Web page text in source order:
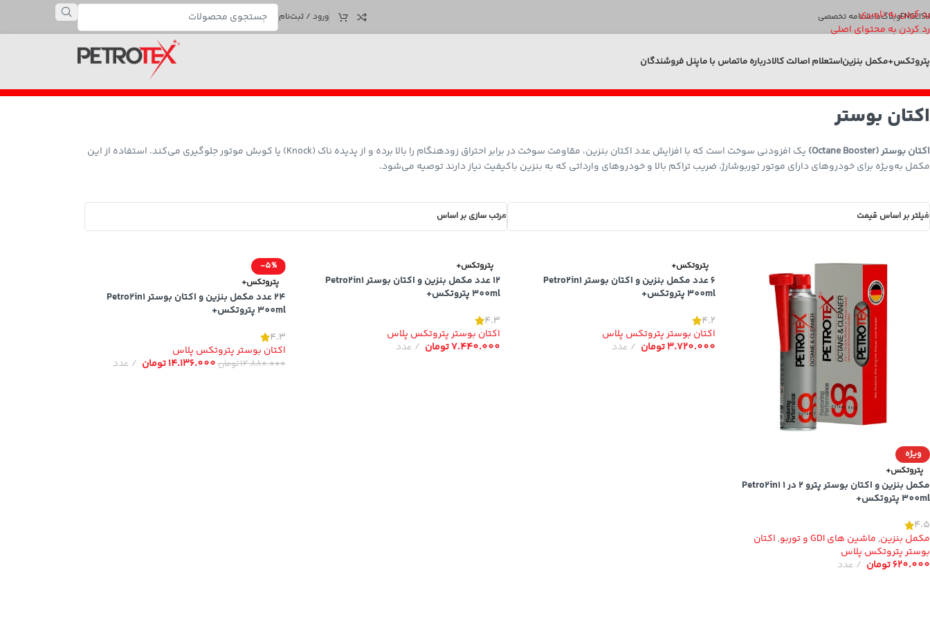
رد کردن به ناوبری
رد کردن به محتوای اصلی
ENGLISHوبلاگدانشنامه تخصصی ورود / ثبت‌نام
پتروتکس+مکمل بنزیناستعلام اصالت کالادرباره ماتماس با ماپنل فروشندگان
اکتان بوستر
اکتان بوستر (Octane Booster)
یک افزودنی سوخت است که با افزایش عدد اکتان بنزین، مقاومت سوخت در برابر احتراق زودهنگام را بالا برده و از پدیده ناک (Knock) یا کوبش موتور جلوگیری می‌کند. استفاده از این
مکمل به‌ویژه برای خودروهای دارای موتور توربوشارژ، ضریب تراکم بالا و خودروهای وارداتی که به بنزین باکیفیت نیاز دارند توصیه می‌شود.
فیلتر بر اساس قیمت مرتب سازی بر اساس
ویژه
پتروتکس+
مکمل بنزین و اکتان بوستر پترو 2 در 1 Petro2in1
300ml پتروتکس+
4.5
مکمل بنزین, ماشین های GDI و توربو , اکتان
بوستر پتروتکس پلاس
620.000تومان عدد
پتروتکس+
6 عدد مکمل بنزین و اکتان بوستر Petro2in1
300ml پتروتکس+
4.2
اکتان بوستر پتروتکس پلاس
3.720.000 تومان عدد
پتروتکس+
12 عدد مکمل بنزین و اکتان بوستر Petro2in1
300ml پتروتکس+
4.3
اکتان بوستر پتروتکس پلاس
7.440.000تومان عدد
-5%
پتروتکس+
24 عدد مکمل بنزین و اکتان بوستر Petro2in1
300ml پتروتکس+
4.3
اکتان بوستر پتروتکس پلاس
14.880.000تومان14.136.000 تومان عدد